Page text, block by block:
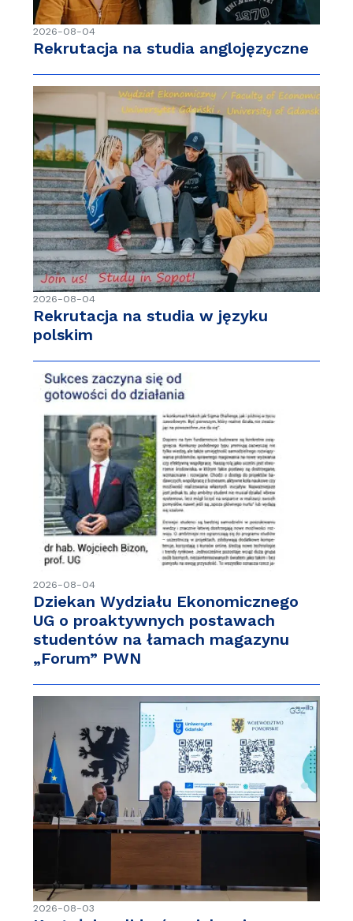
2026-08-04
Rekrutacja na studia anglojęzyczne
2026-08-04
Rekrutacja na studia w języku
polskim
2026-08-04
Dziekan Wydziału Ekonomicznego
UG o proaktywnych postawach
studentów na łamach magazynu
„Forum” PWN
2026-08-03